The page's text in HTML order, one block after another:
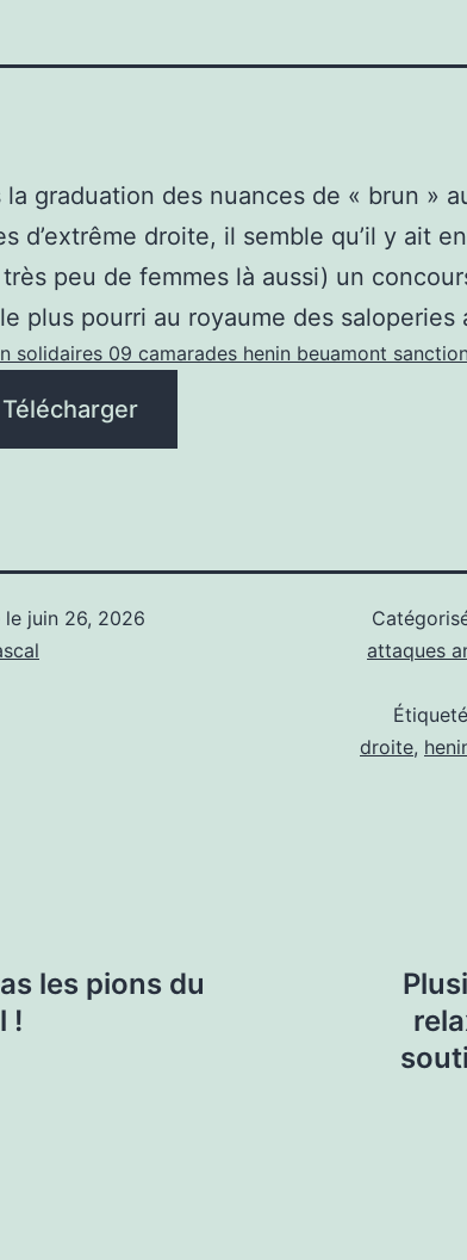
la graduation des nuances de « brun »
d’extrême droite, il semble qu’il y ait
très peu de femmes là aussi) un
plus pourri au royaume des saloperies
solidaires 09 camarades henin beuamont
Télécharger
le juin 26, 2026
attaques
Étiqueté
droite,
les pions du
!